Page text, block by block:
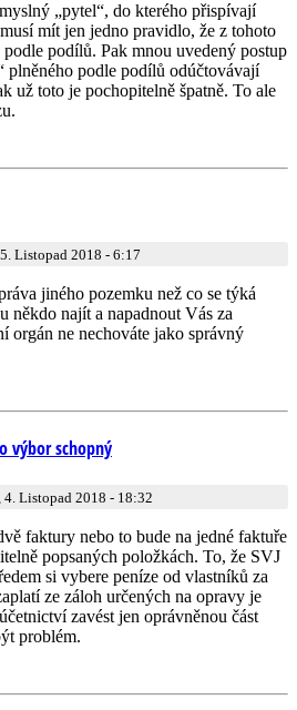
„pytel“, do kterého přispívají
mít jen jedno pravidlo, že z tohoto
podle podílů. Pak mnou uvedený postup
plněného podle podílů odúčtovávají
už toto je pochopitelně špatně. To ale
Listopad 2018 - 6:17
jiného pozemku než co se týká
někdo najít a napadnout Vás za
orgán ne nechováte jako správný
výbor schopný
Listopad 2018 - 18:32
faktury nebo to bude na jedné faktuře
popsaných položkách. To, že SVJ
si vybere peníze od vlastníků za
ze záloh určených na opravy je
zavést jen oprávněnou část
problém.